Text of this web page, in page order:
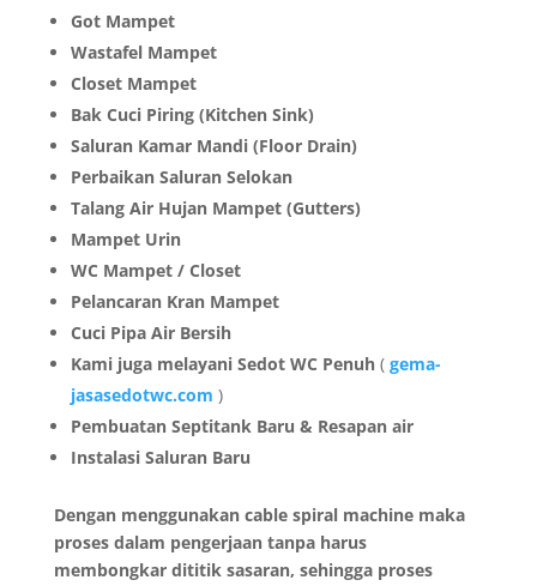
Got Mampet
Wastafel Mampet
Closet Mampet
Bak Cuci Piring (Kitchen Sink)
Saluran Kamar Mandi (Floor Drain)
Perbaikan Saluran Selokan
Talang Air Hujan Mampet (Gutters)
Mampet Urin
WC Mampet / Closet
Pelancaran Kran Mampet
Cuci Pipa Air Bersih
Kami juga melayani Sedot WC Penuh( gema-
jasasedotwc.com )
Pembuatan Septitank Baru & Resapan air
Instalasi Saluran Baru
Dengan menggunakan cable spiral machine maka
proses dalam pengerjaan tanpa harus
membongkar dititik sasaran, sehingga proses